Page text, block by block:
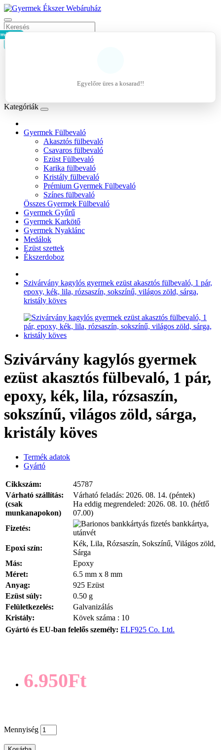
- 0Ft
Egyelőre üres a kosarad!!
Kategóriák
Gyermek Fülbevaló
Akasztós fülbevaló
Csavaros fülbevaló
Ezüst Fülbevaló
Karika fülbevaló
Kristály fülbevaló
Prémium Gyermek Fülbevaló
Színes fülbevaló
Összes Gyermek Fülbevaló
Gyermek Gyűrű
Gyermek Karkötő
Gyermek Nyaklánc
Medálok
Ezüst szettek
Ékszerdoboz
Szivárvány kagylós gyermek ezüst akasztós fülbevaló, 1 pár,
epoxy, kék, lila, rózsaszín, sokszínű, világos zöld, sárga,
kristály köves
Szivárvány kagylós gyermek
ezüst akasztós fülbevaló, 1 pár,
epoxy, kék, lila, rózsaszín,
sokszínű, világos zöld, sárga,
kristály köves
Termék adatok
Gyártó
Cikkszám:
45787
Várható szállítás:
(csak
munkanapokon)
Várható feladás: 2026. 08. 14. (péntek)
Ha eddig megrendeled: 2026. 08. 10. (hétfő
07.00)
Fizetés:
bankkártya,
utánvét
Epoxi szín:
Kék, Lila, Rózsaszín, Sokszínű, Világos zöld,
Sárga
Más:
Epoxy
Méret:
6.5 mm x 8 mm
Anyag:
925 Ezüst
Ezüst súly:
0.50 g
Felületkezelés:
Galvanizálás
Kristály:
Kövek száma : 10
Gyártó és EU-ban felelős személy: ELF925 Co. Ltd.
6.950Ft
Mennyiség